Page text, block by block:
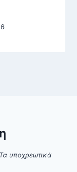
Τα υποχρεωτικά